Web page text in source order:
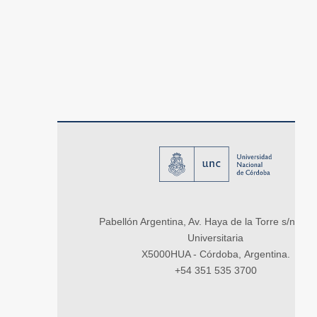
Pabellón Argentina, Av. Haya de la Torre s/n,
Universitaria
X5000HUA - Córdoba, Argentina.
+54 351 535 3700